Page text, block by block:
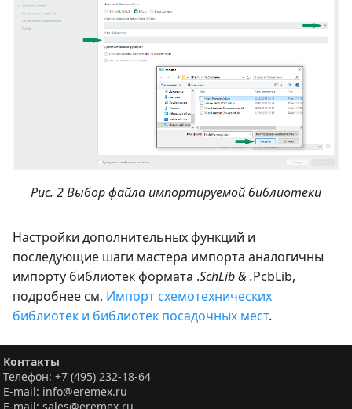
Рис. 2 Выбор файла импортируемой библиотеки
Настройки дополнительных функций и
последующие шаги мастера импорта аналогичны
импорту библиотек формата .SchLib & .PcbLib,
подробнее см. Импорт схемотехнических
библиотек и библиотек посадочных мест.
Контакты
Телефон: +7 (495) 232-18-64
E-mail: info@eremex.ru
E-mail: sales@eremex.ru